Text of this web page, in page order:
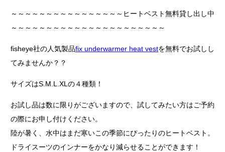
～～～～～～～～～～～～～～～～ヒートベスト無料貸し出し中
～～～～～～～～～～～～～～～～～～～～～～
fisheye社の人気製品fix underwarmer heat vestを無料でお試しし
てみませんか？？
サイズはS.M.L.XLの４種類！
お試し品は数に限りがございますので、試してみたい方はご予約
の際にお申し付けください。
陸が暑く、水中はまだ寒いこの季節にぴったりのヒートベスト。
ドライスーツのインナーをかなり減らせることができます！